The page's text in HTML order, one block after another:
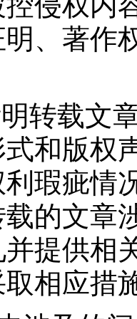
、著作
转载文
式和版
瑕疵情
的文章
提供相
相应措